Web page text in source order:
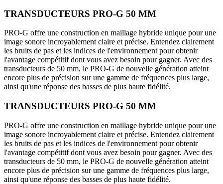
TRANSDUCTEURS PRO-G 50 MM
PRO-G offre une construction en maillage hybride unique pour une
image sonore incroyablement claire et précise. Entendez clairement
les bruits de pas et les indices de l'environnement pour obtenir
l'avantage compétitif dont vous avez besoin pour gagner. Avec des
transducteurs de 50 mm, le PRO-G de nouvelle génération atteint
encore plus de précision sur une gamme de fréquences plus large,
ainsi qu'une réponse des basses de plus haute fidélité.
TRANSDUCTEURS PRO-G 50 MM
PRO-G offre une construction en maillage hybride unique pour une
image sonore incroyablement claire et précise. Entendez clairement
les bruits de pas et les indices de l'environnement pour obtenir
l'avantage compétitif dont vous avez besoin pour gagner. Avec des
transducteurs de 50 mm, le PRO-G de nouvelle génération atteint
encore plus de précision sur une gamme de fréquences plus large,
ainsi qu'une réponse des basses de plus haute fidélité.